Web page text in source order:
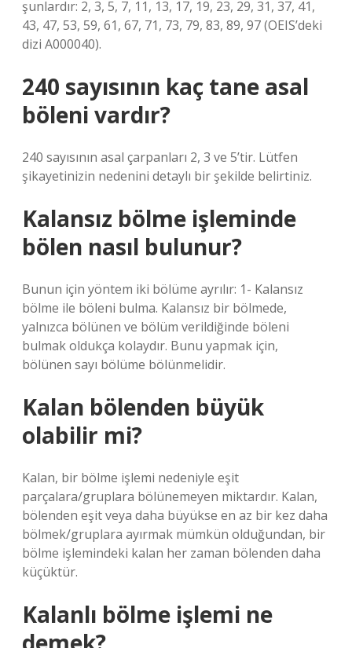
şunlardır: 2, 3, 5, 7, 11, 13, 17, 19, 23, 29, 31, 37, 41,
43, 47, 53, 59, 61, 67, 71, 73, 79, 83, 89, 97 (OEIS’deki
dizi A000040).
240 sayısının kaç tane asal
böleni vardır?
240 sayısının asal çarpanları 2, 3 ve 5’tir. Lütfen
şikayetinizin nedenini detaylı bir şekilde belirtiniz.
Kalansız bölme işleminde
bölen nasıl bulunur?
Bunun için yöntem iki bölüme ayrılır: 1- Kalansız
bölme ile böleni bulma. Kalansız bir bölmede,
yalnızca bölünen ve bölüm verildiğinde böleni
bulmak oldukça kolaydır. Bunu yapmak için,
bölünen sayı bölüme bölünmelidir.
Kalan bölenden büyük
olabilir mi?
Kalan, bir bölme işlemi nedeniyle eşit
parçalara/gruplara bölünemeyen miktardır. Kalan,
bölenden eşit veya daha büyükse en az bir kez daha
bölmek/gruplara ayırmak mümkün olduğundan, bir
bölme işlemindeki kalan her zaman bölenden daha
küçüktür.
Kalanlı bölme işlemi ne